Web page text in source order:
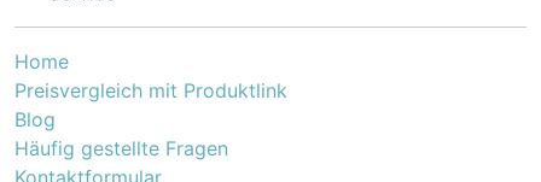
Home
Preisvergleich mit Produktlink
Blog
Häufig gestellte Fragen
Kontaktformular